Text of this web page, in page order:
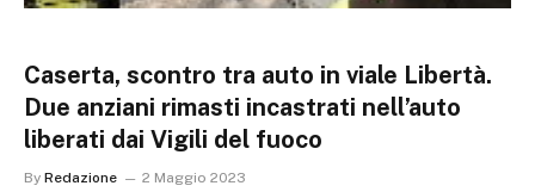
Caserta, scontro tra auto in viale Libertà.
Due anziani rimasti incastrati nell’auto
liberati dai Vigili del fuoco
By Redazione 2 Maggio 2023